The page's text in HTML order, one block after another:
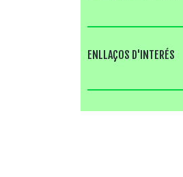
ENLLAÇOS D'INTERÉS